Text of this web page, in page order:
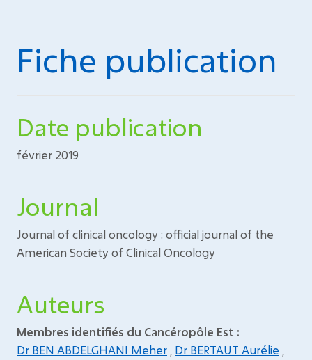
Fiche publication
Date publication
février 2019
Journal
Journal of clinical oncology : official journal of the
American Society of Clinical Oncology
Auteurs
Membres identifiés du Cancéropôle Est :
Dr BEN ABDELGHANI Meher Dr BERTAUT Aurélie